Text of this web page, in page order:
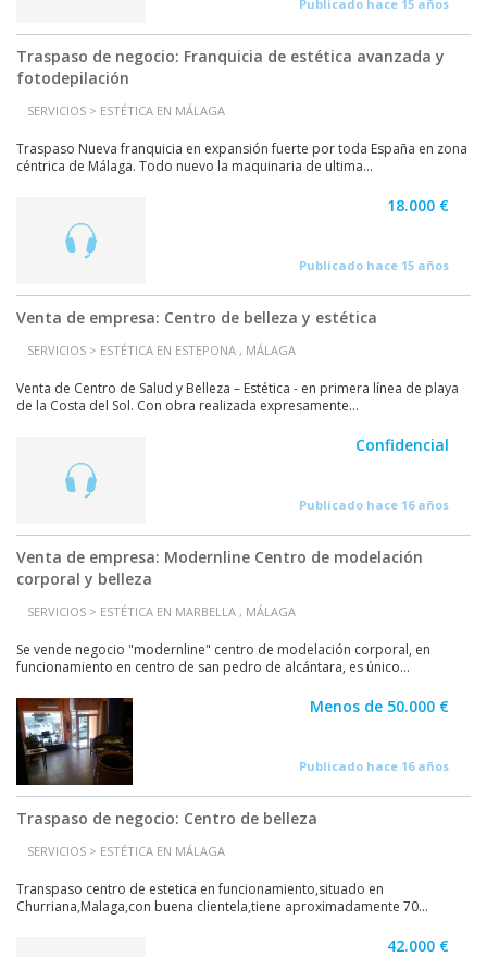
Publicado hace 15 años
Traspaso de negocio: Franquicia de estética avanzada y
fotodepilación
SERVICIOS > ESTÉTICA EN MÁLAGA
Traspaso Nueva franquicia en expansión fuerte por toda España en zona
céntrica de Málaga. Todo nuevo la maquinaria de ultima...
18.000 €
Publicado hace 15 años
Venta de empresa: Centro de belleza y estética
SERVICIOS > ESTÉTICA EN ESTEPONA , MÁLAGA
Venta de Centro de Salud y Belleza – Estética - en primera línea de playa
de la Costa del Sol. Con obra realizada expresamente...
Confidencial
Publicado hace 16 años
Venta de empresa: Modernline Centro de modelación
corporal y belleza
SERVICIOS > ESTÉTICA EN MARBELLA , MÁLAGA
Se vende negocio "modernline" centro de modelación corporal, en
funcionamiento en centro de san pedro de alcántara, es único...
Menos de 50.000 €
Publicado hace 16 años
Traspaso de negocio: Centro de belleza
SERVICIOS > ESTÉTICA EN MÁLAGA
Transpaso centro de estetica en funcionamiento,situado en
Churriana,Malaga,con buena clientela,tiene aproximadamente 70...
42.000 €